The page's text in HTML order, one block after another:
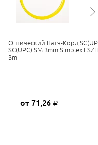
Оптический Патч-Корд
SC(UPC) SM 3mm Simplex LSZH
3m
от 71,26 Р